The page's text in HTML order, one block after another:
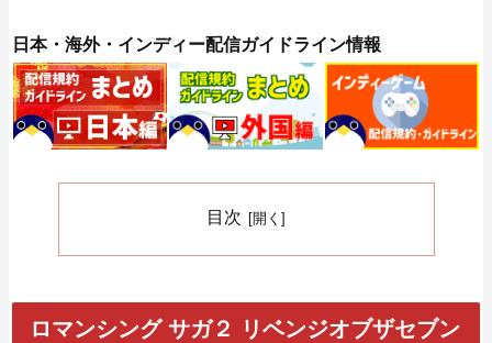
日本・海外・インディー配信ガイドライン情報
目次
ロマンシング サガ２ リベンジオブザセブン